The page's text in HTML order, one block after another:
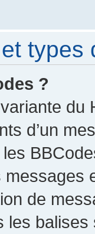
types
?
du
d’un
de
les